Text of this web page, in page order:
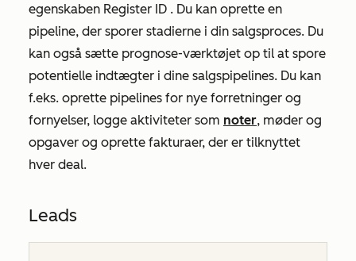
egenskaben Register ID . Du kan oprette en
pipeline, der sporer stadierne i din salgsproces. Du
kan også sætte prognose-værktøjet op til at spore
potentielle indtægter i dine salgspipelines. Du kan
f.eks. oprette pipelines for nye forretninger og
fornyelser, logge aktiviteter som noter, møder og
opgaver og oprette fakturaer, der er tilknyttet
hver deal.
Leads